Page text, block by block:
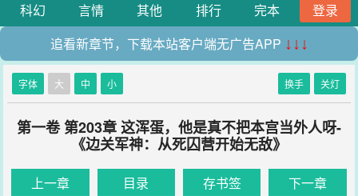
科幻
言情 其他 排行 完本
登录
追看新章节，下载本站客户端无广告APP ↓↓↓
字体 大 中 小 换手 关灯
第一卷 第203章 这浑蛋，他是真不把本宫当外人呀-
《边关军神：从死囚营开始无敌》
上一章 目录 存书签 下一章